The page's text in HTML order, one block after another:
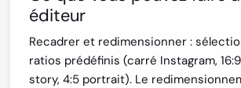
éditeur
Recadrer et redimensionner :
ratios prédéfinis (carré Instagram, 16:9
story, 4:5 portrait). Le